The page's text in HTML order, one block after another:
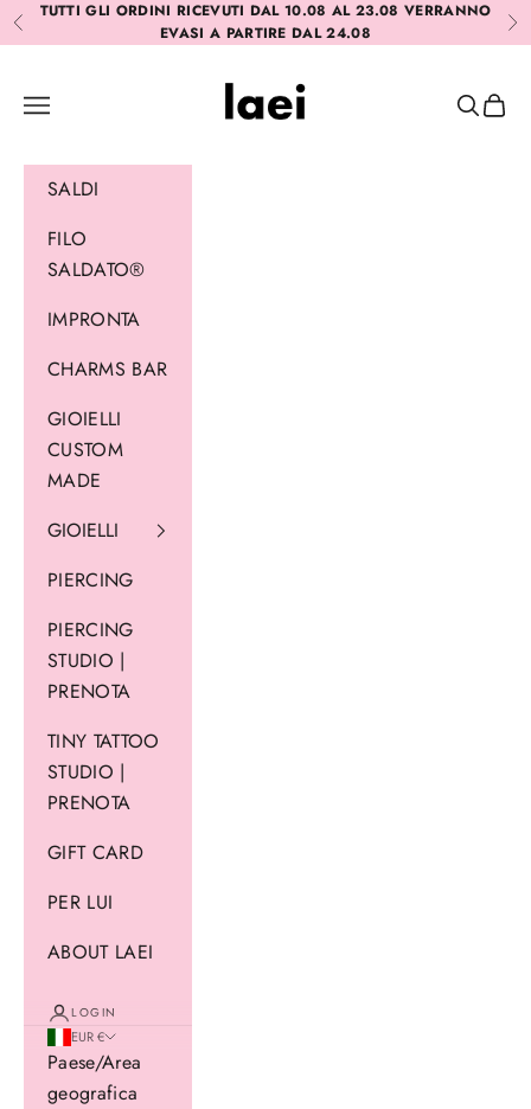
Vai al contenuto
Precedente
TUTTI GLI ORDINI RICEVUTI DAL 10.08 AL 23.08 VERRANNO
EVASI A PARTIRE DAL 24.08
Laei
Menù
Cerca
SALDI
FILO
SALDATO®
IMPRONTA
CHARMS BAR
GIOIELLI
CUSTOM
MADE
GIOIELLI
PIERCING
PIERCING
STUDIO |
PRENOTA
TINY TATTOO
STUDIO |
PRENOTA
GIFT CARD
PER LUI
ABOUT LAEI
LOGIN
EUR €
Paese/Area
geografica